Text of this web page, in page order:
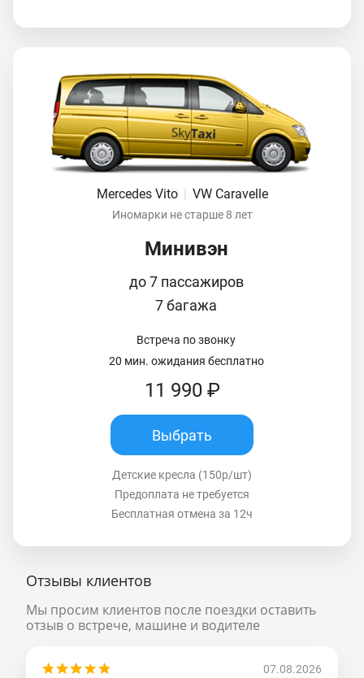
Mercedes Vito VW Caravelle
Иномарки не старше 8 лет
Минивэн
до 7 пассажиров
7 багажа
Встреча по звонку
20 мин. ожидания бесплатно
11 990 ₽
Выбрать
Детские кресла (150р/шт)
Предоплата не требуется
Бесплатная отмена за 12ч
Отзывы клиентов
Мы просим клиентов после поездки оставить
отзыв о встрече, машине и водителе
07.08.2026